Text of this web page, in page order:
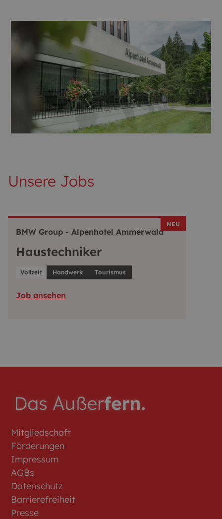
Unsere Jobs
BMW Group - Alpenhotel Ammerwald
Haustechniker
Vollzeit Handwerk Tourismus
Job ansehen
NEU
Mitgliedschaft
Förderungen
Impressum
AGBs
Datenschutz
Barrierefreiheit
Presse